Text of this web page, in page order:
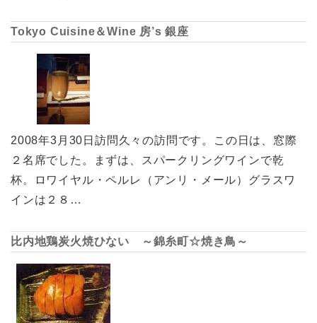
Tokyo Cuisine＆Wine 房’s 銀座
2008年3月30日訪問久々の訪問です。この日は、窓際
２名席でした。まずは、スパークリングワインで乾
杯。ロワイヤル・ペルレ（アンリ・メール）グラスワ
インは２８…
比内地鶏炭火焼ひない ～錦糸町☆焼き鳥～